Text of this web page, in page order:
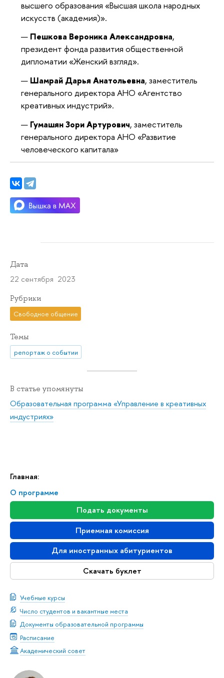
Главная:
О программе
Подать документы
Приемная комиссия
Для иностранных абитуриентов
Скачать буклет
Учебные курсы
Число студентов и вакантные места
Документы образовательной программы
Расписание
Академический совет
высшего образования «Высшая школа народных
искусств (академия)».
Пешкова Вероника Александровна,
президент фонда развития общественной
дипломатии «Женский взгляд».
Шамрай Дарья Анатольевна, заместитель
генерального директора АНО «Агентство
креативных индустрий».
Гумашян Зори Артурович, заместитель
генерального директора АНО «Развитие
человеческого капитала»
Дата
22 сентября 2023
Рубрики
Свободное общение
Темы
репортаж о событии
В статье упомянуты
Образовательная программа «Управление в креативных
индустриях»